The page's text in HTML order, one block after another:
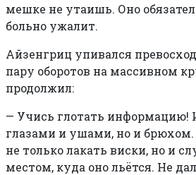
мешке не утаишь. Оно
больно ужалит.
Айзенгриц упивался
пару оборотов на массивном
продолжил:
— Учись глотать информацию!
глазами и ушами, но и
не только лакать виски, но и
местом, куда оно льётся. Не